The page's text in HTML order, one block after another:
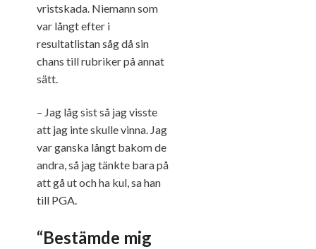
vristskada. Niemann som
var långt efter i
resultatlistan såg då sin
chans till rubriker på annat
sätt.
– Jag låg sist så jag visste
att jag inte skulle vinna. Jag
var ganska långt bakom de
andra, så jag tänkte bara på
att gå ut och ha kul, sa han
till PGA.
“Bestämde mig